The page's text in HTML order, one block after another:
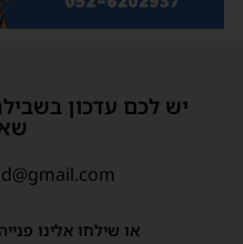
יש לכם עדכון
או שילחו אלינו